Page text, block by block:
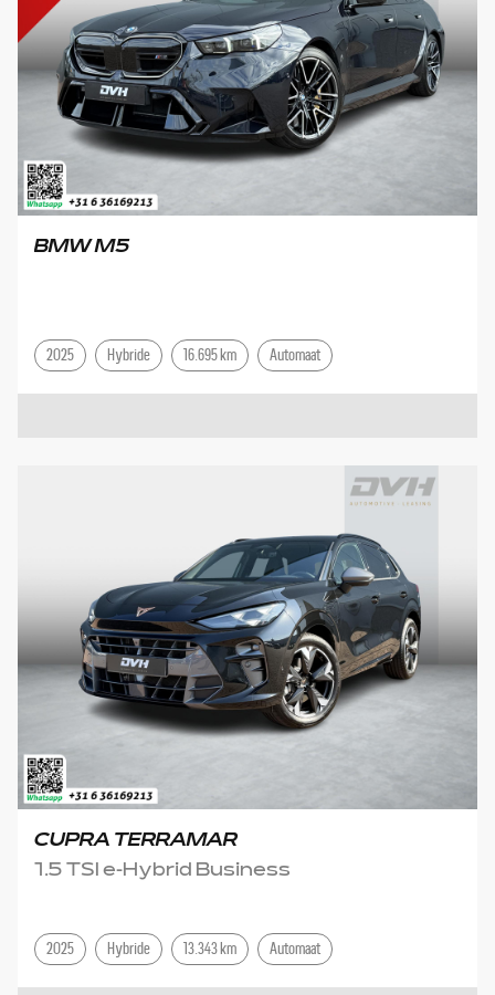
BMW M5
2025 Hybride 16.695 km Automaat
CUPRA TERRAMAR
1.5 TSI e-Hybrid Business
2025 Hybride 13.343 km Automaat